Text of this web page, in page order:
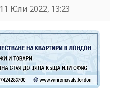
11 Юли 2022, 13:23